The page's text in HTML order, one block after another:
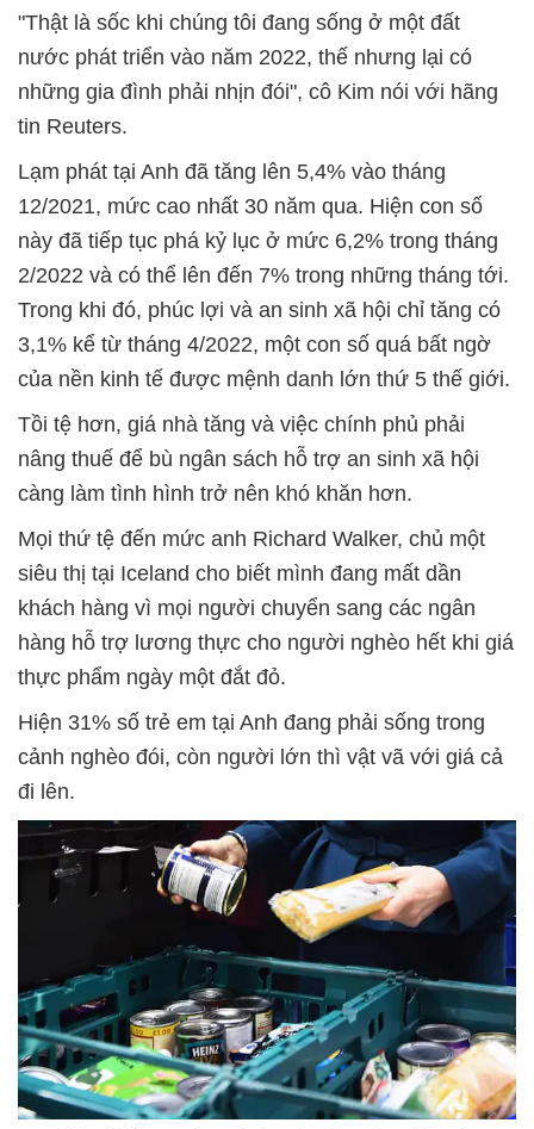
"Thật là sốc khi chúng tôi đang sống ở một đất
nước phát triển vào năm 2022, thế nhưng lại có
những gia đình phải nhịn đói", cô Kim nói với hãng
tin Reuters.
Lạm phát tại Anh đã tăng lên 5,4% vào tháng
12/2021, mức cao nhất 30 năm qua. Hiện con số
này đã tiếp tục phá kỷ lục ở mức 6,2% trong tháng
2/2022 và có thể lên đến 7% trong những tháng tới.
Trong khi đó, phúc lợi và an sinh xã hội chỉ tăng có
3,1% kể từ tháng 4/2022, một con số quá bất ngờ
của nền kinh tế được mệnh danh lớn thứ 5 thế giới.
Tồi tệ hơn, giá nhà tăng và việc chính phủ phải
nâng thuế để bù ngân sách hỗ trợ an sinh xã hội
càng làm tình hình trở nên khó khăn hơn.
Mọi thứ tệ đến mức anh Richard Walker, chủ một
siêu thị tại Iceland cho biết mình đang mất dần
khách hàng vì mọi người chuyển sang các ngân
hàng hỗ trợ lương thực cho người nghèo hết khi giá
thực phẩm ngày một đắt đỏ.
Hiện 31% số trẻ em tại Anh đang phải sống trong
cảnh nghèo đói, còn người lớn thì vật vã với giá cả
đi lên.